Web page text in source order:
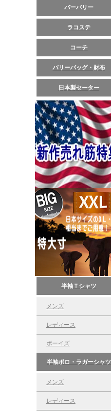
バーバリー
ラコステ
コーチ
バリーバッグ・財布
日本製セーター
半袖Ｔシャツ
メンズ
レディース
ボーイズ
半袖ポロ・ラガーシャツ
メンズ
レディース